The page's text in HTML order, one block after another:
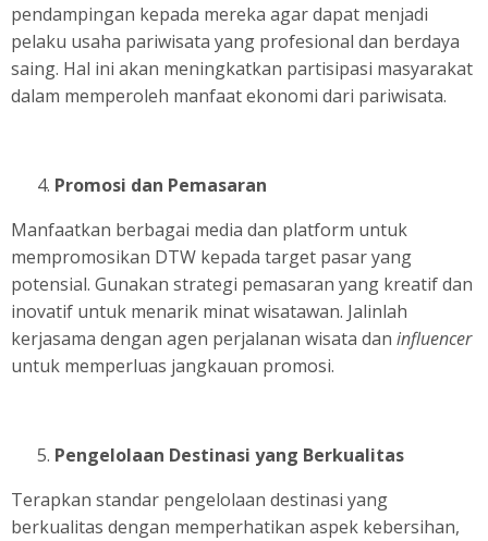
pendampingan kepada mereka agar dapat menjadi
pelaku usaha pariwisata yang profesional dan berdaya
saing. Hal ini akan meningkatkan partisipasi masyarakat
dalam memperoleh manfaat ekonomi dari pariwisata.
Promosi dan Pemasaran
Manfaatkan berbagai media dan platform untuk
mempromosikan DTW kepada target pasar yang
potensial. Gunakan strategi pemasaran yang kreatif dan
inovatif untuk menarik minat wisatawan. Jalinlah
kerjasama dengan agen perjalanan wisata dan influencer
untuk memperluas jangkauan promosi.
Pengelolaan Destinasi yang Berkualitas
Terapkan standar pengelolaan destinasi yang
berkualitas dengan memperhatikan aspek kebersihan,